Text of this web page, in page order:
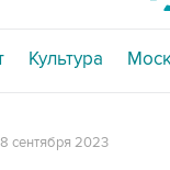
Культура
8 сентября 2023